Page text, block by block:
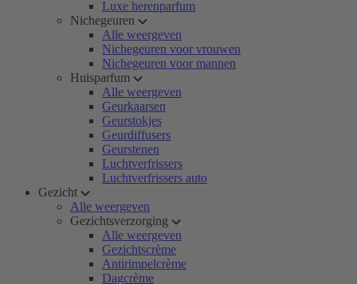
Luxe herenparfum
Nichegeuren
Alle weergeven
Nichegeuren voor vrouwen
Nichegeuren voor mannen
Huisparfum
Alle weergeven
Geurkaarsen
Geurstokjes
Geurdiffusers
Geurstenen
Luchtverfrissers
Luchtverfrissers auto
Gezicht
Alle weergeven
Gezichtsverzorging
Alle weergeven
Gezichtscrème
Antirimpelcrème
Dagcrème